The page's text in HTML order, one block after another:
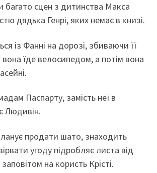
багато сцен з дитинства Макса
дядька Генрі, яких немає в книзі.
із Фанні на дорозі, збиваючи її
їде велосипедом, а потім вона
Паспарту, замість неї в
Людивін.
продати шато, знаходить
угоду підробляє листа від
на користь Крісті.